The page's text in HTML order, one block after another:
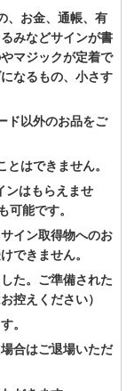
、お金、通帳、有
みなどサインが書
マジックが定着で
なるもの、小さす
ド以外のお品をご
はできません。
ンはもらえませ
能です。
イン取得物へのお
できません。
た。ご準備された
控えください）
。
合はご退場いただ